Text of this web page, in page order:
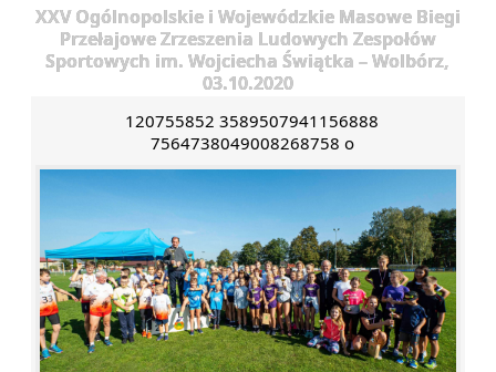
XXV Ogólnopolskie i Wojewódzkie Masowe Biegi
Przełajowe Zrzeszenia Ludowych Zespołów
Sportowych im. Wojciecha Świątka – Wolbórz,
03.10.2020
120755852 3589507941156888
7564738049008268758 o